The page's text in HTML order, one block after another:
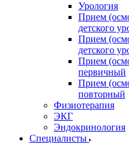
Урология
Прием
детского
Прием
детского
Прием
первичный
Прием
повторный
Физиотерапия
ЭКГ
Эндокринология
Специалисты